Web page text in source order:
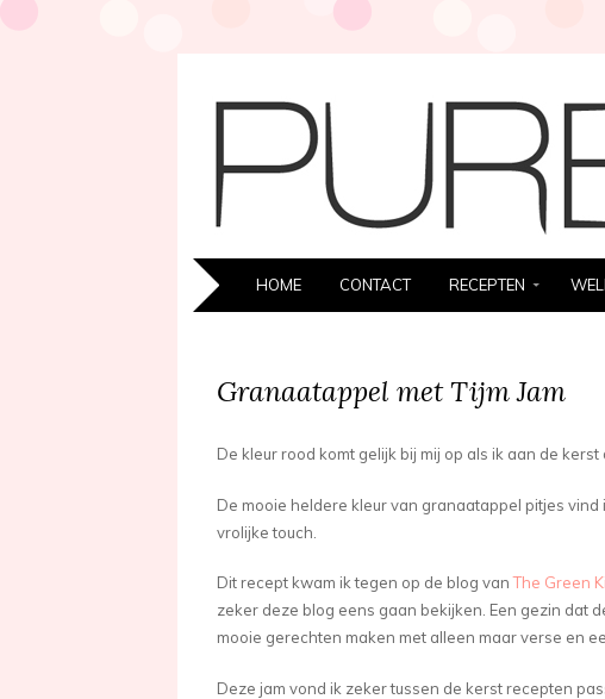
SKIP
HOME CONTACT RECEPTEN
Granaatappel met Tijm Jam
De kleur rood komt gelijk bij mij op als ik aan de kerst
De mooie heldere kleur van granaatappel pitjes
vrolijke touch.
Dit recept kwam ik tegen op de blog vanThe Green
zeker deze blog eens gaan bekijken. Een gezin dat
mooie gerechten maken met alleen maar verse en
Deze jam vond ik zeker tussen de kerst recepten